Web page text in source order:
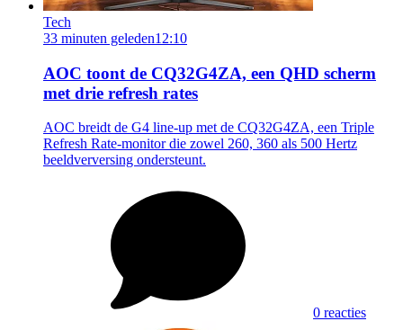
Tech
33 minuten geleden12:10
AOC toont de CQ32G4ZA, een QHD scherm
met drie refresh rates
AOC breidt de G4 line-up met de CQ32G4ZA, een Triple
Refresh Rate-monitor die zowel 260, 360 als 500 Hertz
beeldverversing ondersteunt.
0 reacties